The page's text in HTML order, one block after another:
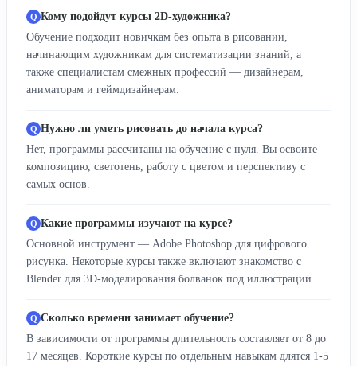
Кому подойдут курсы 2D-художника?
Обучение подходит новичкам без опыта в рисовании,
начинающим художникам для систематизации знаний, а
также специалистам смежных профессий — дизайнерам,
аниматорам и геймдизайнерам.
Нужно ли уметь рисовать до начала курса?
Нет, программы рассчитаны на обучение с нуля. Вы освоите
композицию, светотень, работу с цветом и перспективу с
самых основ.
Какие программы изучают на курсе?
Основной инструмент — Adobe Photoshop для цифрового
рисунка. Некоторые курсы также включают знакомство с
Blender для 3D-моделирования болванок под иллюстрации.
Сколько времени занимает обучение?
В зависимости от программы длительность составляет от 8 до
17 месяцев. Короткие курсы по отдельным навыкам длятся 1-5